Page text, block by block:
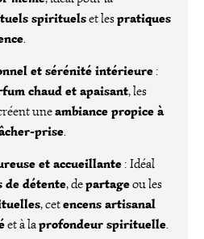
spirituelset lespratiques
.
et sérénité intérieure :
chaud et apaisant, les
uneambiance propice à
prise.
et accueillante : Idéal
de détente, departageou les
, cetencens artisanal
et à laprofondeur spirituelle.